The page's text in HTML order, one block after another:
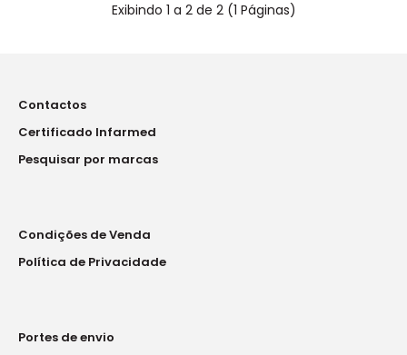
partículas e revestimento tecido não tecido
Exibindo 1 a 2 de 2 (1 Páginas)
Contactos
Certificado Infarmed
Pesquisar por marcas
Condições de Venda
Política de Privacidade
Portes de envio